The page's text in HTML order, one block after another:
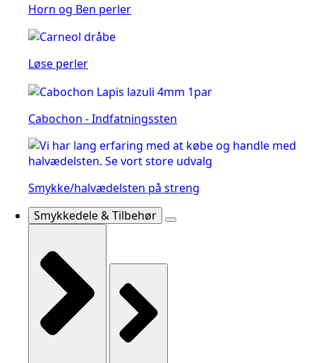
Horn og Ben perler
Løse perler
Cabochon - Indfatningssten
Smykke/halvædelsten på streng
Smykkedele & Tilbehør